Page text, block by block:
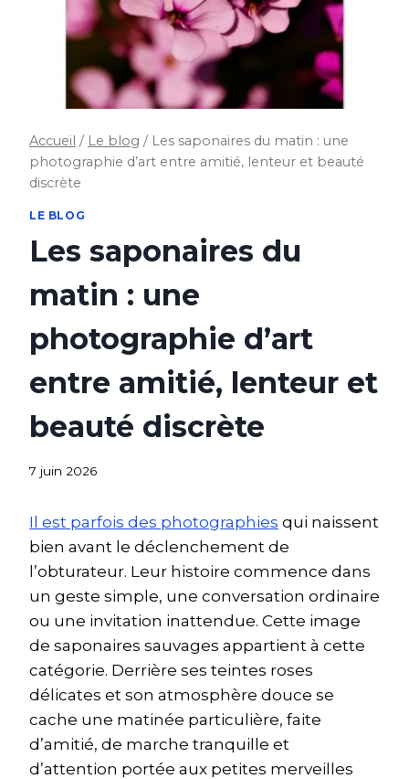
Accueil / Le blog / Les saponaires du matin : une
photographie d’art entre amitié, lenteur et beauté
discrète
LE BLOG
Les saponaires du
matin : une
photographie d’art
entre amitié, lenteur et
beauté discrète
7 juin 2026
Il est parfois des photographies qui naissent
bien avant le déclenchement de
l’obturateur. Leur histoire commence dans
un geste simple, une conversation ordinaire
ou une invitation inattendue. Cette image
de saponaires sauvages appartient à cette
catégorie. Derrière ses teintes roses
délicates et son atmosphère douce se
cache une matinée particulière, faite
d’amitié, de marche tranquille et
d’attention portée aux petites merveilles